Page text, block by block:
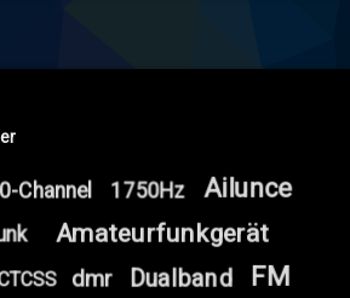
Channel 1750Hz
Ailunce
Amateurfunkgerät
dmr Dualband FM